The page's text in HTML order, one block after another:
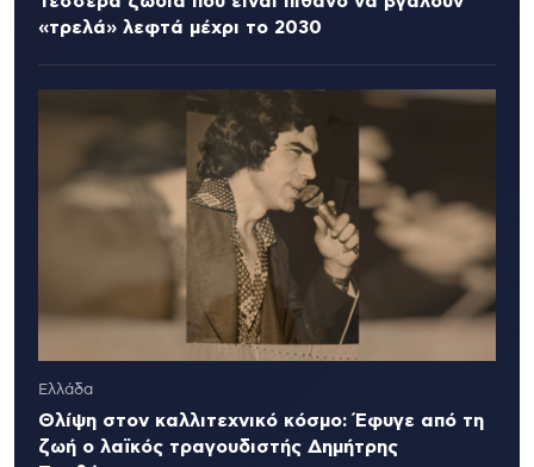
«τρελά» λεφτά μέχρι το 2030
Ελλάδα
Θλίψη στον καλλιτεχνικό κόσμο: Έφυγε από τη
ζωή ο λαϊκός τραγουδιστής Δημήτρης